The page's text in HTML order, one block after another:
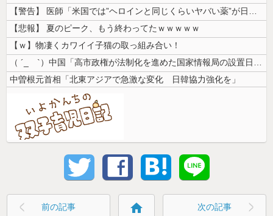
【警告】 医師「米国では”ヘロインと同じくらいヤバい薬”が日本では平気...
【悲報】 夏のピーク、もう終わってたｗｗｗｗｗ
【ｗ】物凄くカワイイ子猫の取っ組み合い！
（ ´_ゝ`）中国「高市政権が法制化を進めた国家情報局の設置日が7月3...
中曽根元首相「北東アジアで急激な変化 日韓協力強化を」
前の記事 home 次の記事